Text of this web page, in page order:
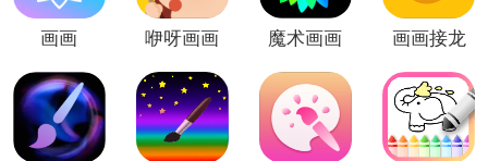
画画 咿呀画画 魔术画画 画画接龙